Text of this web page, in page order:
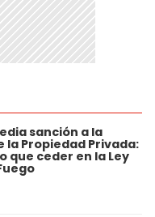
sanción a la
la Propiedad Privada:
que ceder en la Ley